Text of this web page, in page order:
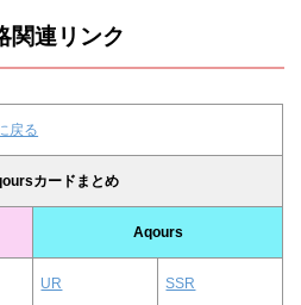
関連リンク
戻る
カードまとめ
Aqours
UR SSR